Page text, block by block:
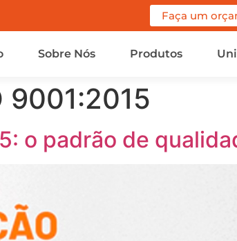
Faça um
Sobre Nós Produtos
9001:2015
o padrão de